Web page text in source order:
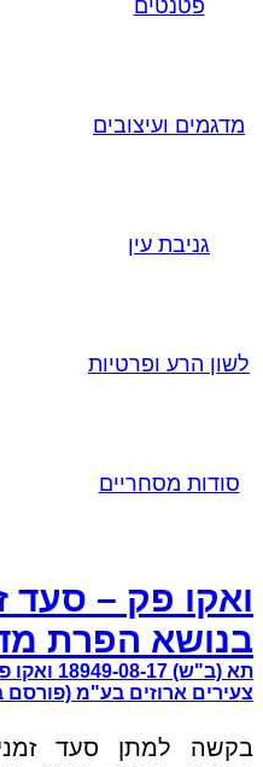
פטנטים
מדגמים ועיצובים
גניבת עין
לשון הרע ופרטיות
סודות מסחריים
ואקו פק – סעד
בנושא הפרת
תא (ב"ש)
צעירים ארוזים בע"מ (פורסם
בקשה למתן סעד